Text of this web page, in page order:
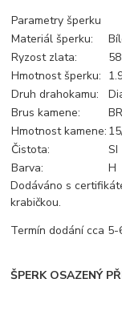
Parametry šperku
Materiál šperku:
Ryzost zlata:
Hmotnost šperku:
Druh drahokamu:
Brus kamene:
Hmotnost kamene:
Čistota:
SI
Barva:
H
Dodáváno s
krabičkou.
Termín dodání cca
ŠPERK OSAZENÝ